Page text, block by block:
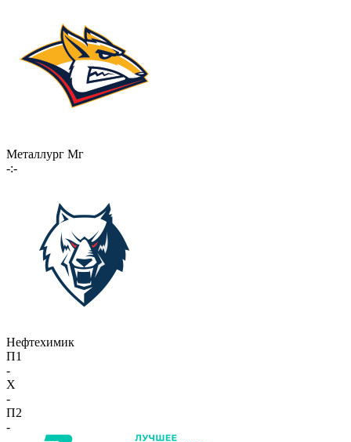
Металлург Мг
-:-
Нефтехимик
П1
-
X
-
П2
-